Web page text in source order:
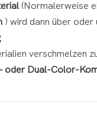
(Normalerweise
) wird dann über
verschmelzen
oder Dual-Color-